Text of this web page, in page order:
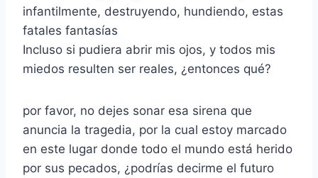
infantilmente, destruyendo, hundiendo, estas
fatales fantasías
Incluso si pudiera abrir mis ojos, y todos mis
miedos resulten ser reales, ¿entonces qué?
por favor, no dejes sonar esa sirena que
anuncia la tragedia, por la cual estoy marcado
en este lugar donde todo el mundo está herido
por sus pecados, ¿podrías decirme el futuro